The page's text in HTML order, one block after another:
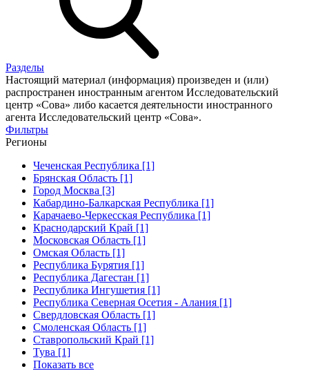
Разделы
Настоящий материал (информация) произведен и (или)
распространен иностранным агентом Исследовательский
центр «Сова» либо касается деятельности иностранного
агента Исследовательский центр «Сова».
Фильтры
Регионы
Чеченская Республика [1]
Брянская Область [1]
Город Москва [3]
Кабардино-Балкарская Республика [1]
Карачаево-Черкесская Республика [1]
Краснодарский Край [1]
Московская Область [1]
Омская Область [1]
Республика Бурятия [1]
Республика Дагестан [1]
Республика Ингушетия [1]
Республика Северная Осетия - Алания [1]
Свердловская Область [1]
Смоленская Область [1]
Ставропольский Край [1]
Тува [1]
Показать все